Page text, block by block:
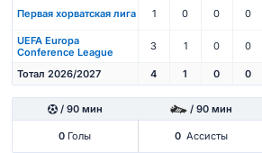
Первая хорватская лига 1 0 0 0
UEFA Europa
Conference League
3 1 0 0
Тотал 2026/2027 4 1 0 0
/ 90 мин / 90 мин
0 Голы 0 Ассисты